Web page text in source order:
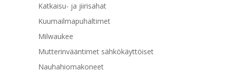
Katkaisu- ja jiirisahat
Kuumailmapuhaltimet
Milwaukee
Mutterinvääntimet sähkökäyttöiset
Nauhahiomakoneet